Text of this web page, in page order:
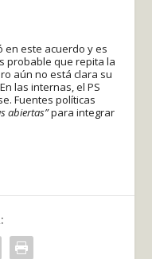
en este acuerdo y es
probable que repita la
aún no está clara su
las internas, el PS
Fuentes políticas
abiertas”para integrar